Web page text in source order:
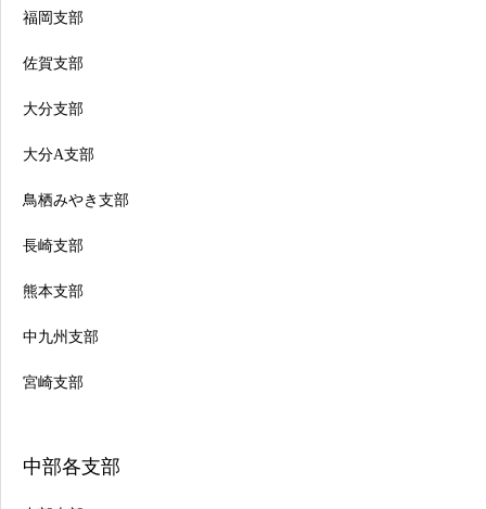
福岡支部
佐賀支部
大分支部
大分A支部
鳥栖みやき支部
長崎支部
熊本支部
中九州支部
宮崎支部
中部各支部